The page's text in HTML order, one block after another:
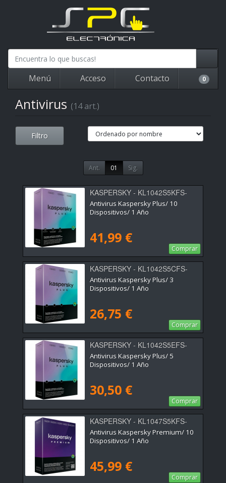
Menú Acceso Contacto 0
Antivirus (14 art.)
Filtro
Ant. 01 Sig.
KASPERSKY - KL1042S5KFS-
SSB-ES
Antivirus Kaspersky Plus/ 10
Dispositivos/ 1 Año
41,99 €
Comprar
KASPERSKY - KL1042S5CFS-
MSBES
Antivirus Kaspersky Plus/ 3
Dispositivos/ 1 Año
26,75 €
Comprar
KASPERSKY - KL1042S5EFS-
SSB-ES
Antivirus Kaspersky Plus/ 5
Dispositivos/ 1 Año
30,50 €
Comprar
KASPERSKY - KL1047S5KFS-
MSBES
Antivirus Kaspersky Premium/ 10
Dispositivos/ 1 Año
45,99 €
Comprar